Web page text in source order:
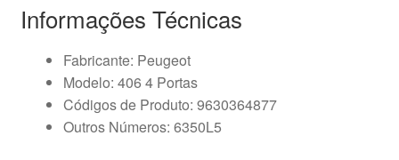
Informações Técnicas
Fabricante: Peugeot
Modelo: 406 4 Portas
Códigos de Produto: 9630364877
Outros Números: 6350L5